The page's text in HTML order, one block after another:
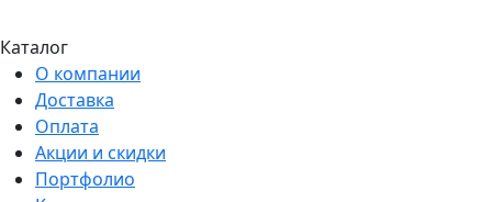
Каталог
О компании
Доставка
Оплата
Акции и скидки
Портфолио